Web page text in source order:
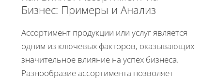
Бизнес: Примеры и Анализ
Ассортимент продукции или услуг является
одним из ключевых факторов, оказывающих
значительное влияние на успех бизнеса.
Разнообразие ассортимента позволяет